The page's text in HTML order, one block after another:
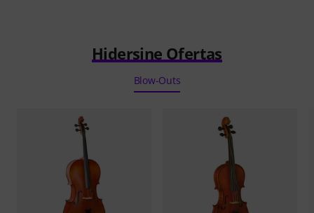
Hidersine Ofertas
Blow-Outs